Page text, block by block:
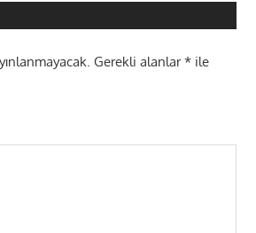
Gerekli alanlar*ile